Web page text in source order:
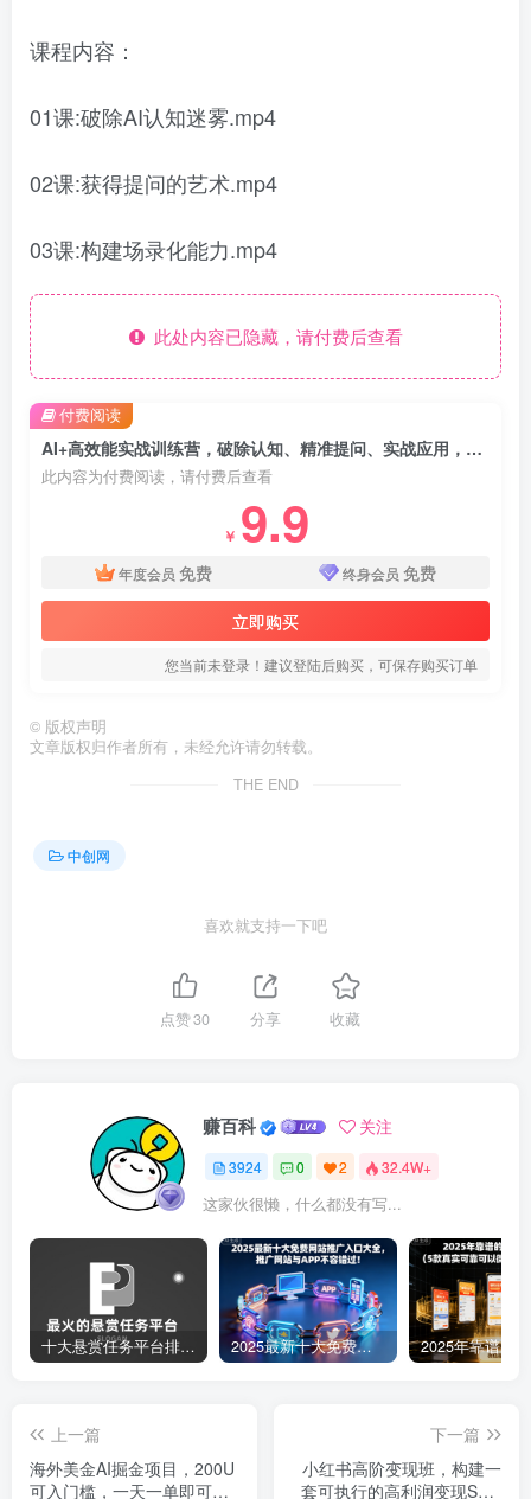
课程内容：
01课:破除AI认知迷雾.mp4
02课:获得提问的艺术.mp4
03课:构建场录化能力.mp4
此处内容已隐藏，请付费后查看
AI+高效能实战训练营，破除认知、精准提问、实战应用，构建未来竞争力，开启多维盈利渠道
此内容为付费阅读，请付费后查看
￥ 9.9
年度会员 免费 终身会员 免费
立即购买
您当前未登录！建议登陆后购买，可保存购买订单
付费阅读
© 版权声明
文章版权归作者所有，未经允许请勿转载。
THE END
中创网
喜欢就支持一下吧
点赞30 分享 收藏
赚百科 关注
3924 0 2 32.4W+
这家伙很懒，什么都没有写...
十大悬赏任务平台排行榜（全网最好的悬赏任务平台） 2025最新十大免费网站推广入口大全，推广网站与APP不容错过！
上一篇
海外美金AI掘金项目，200U
可入门槛，一天一单即可，
下一篇
小红书高阶变现班，构建一
套可执行的高利润变现SOP